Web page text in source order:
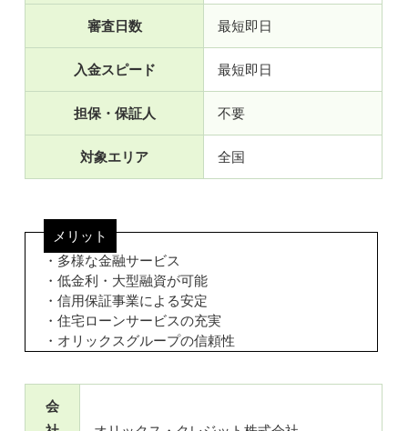
審査日数 最短即日
入金スピード 最短即日
担保・保証人 不要
対象エリア 全国
メリット
・多様な金融サービス
・低金利・大型融資が可能
・信用保証事業による安定
・住宅ローンサービスの充実
・オリックスグループの信頼性
会